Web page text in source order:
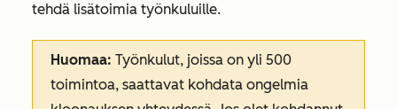
tehdä lisätoimia työnkuluille.
Huomaa: Työnkulut, joissa on yli 500
toimintoa, saattavat kohdata ongelmia